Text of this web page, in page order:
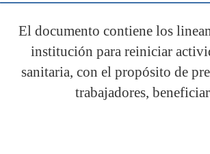
El documento contiene los
institución para reiniciar
sanitaria, con el propósito de
trabajadores,